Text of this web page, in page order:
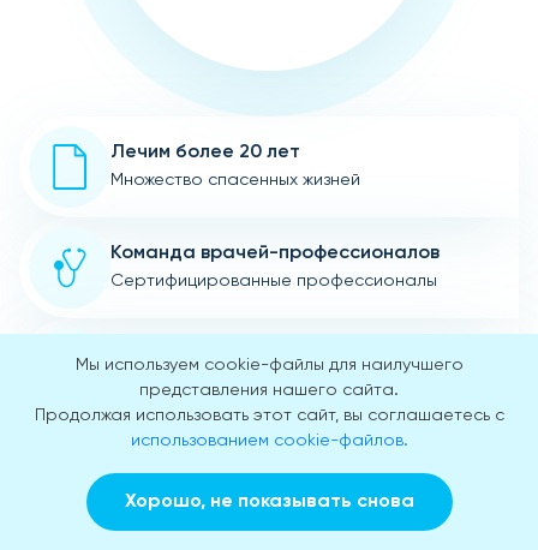
Лечим более 20 лет
Множество спасенных жизней
Команда врачей-профессионалов
Сертифицированные профессионалы
Интервенция для лечения
Помошь больным анонимно
Мы используем cookie-файлы для наилучшего
представления нашего сайта.
Продолжая использовать этот сайт, вы соглашаетесь с
использованием cookie-файлов.
Хорошо, не показывать снова
Заказать звонок Вызвать врача на дом